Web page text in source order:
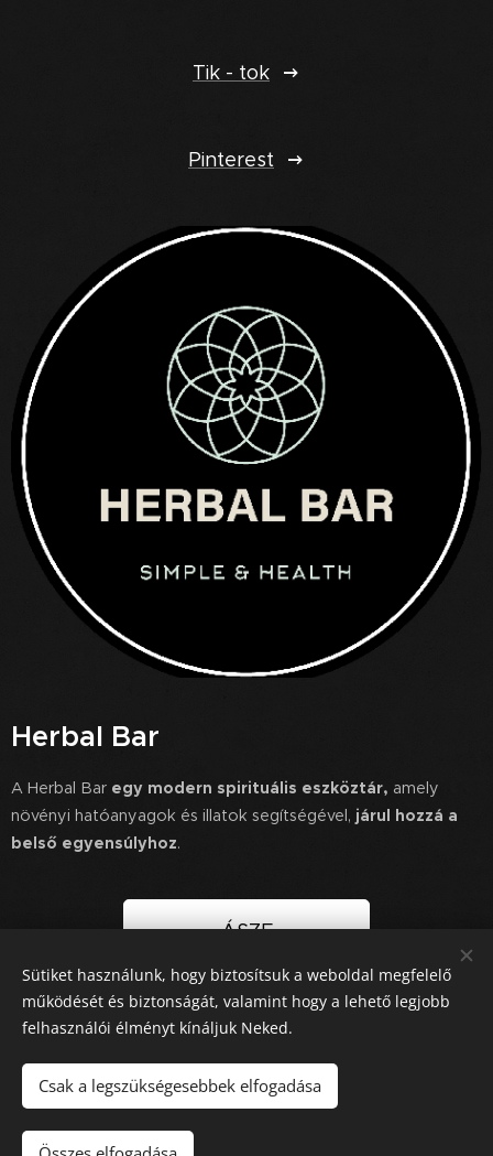
Tik - tok
Pinterest
Herbal Bar
A Herbal Bar egy modern spirituális eszköztár, amely
növényi hatóanyagok és illatok segítségével, járul hozzá a
belső egyensúlyhoz.
ÁSZF
© Copyright 2025 HERBAL BAR. All Rights Reserved / Minden jog
fenntartva. Design by PIVOT270
Sütik
Sütiket használunk, hogy biztosítsuk a weboldal megfelelő
működését és biztonságát, valamint hogy a lehető legjobb
felhasználói élményt kínáljuk Neked.
Csak a legszükségesebbek elfogadása